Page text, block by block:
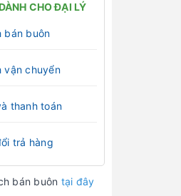
petit cúc chéo
CHO ĐẠI LÝ
bán buôn
vận chuyển
thanh toán
trả hàng
bán buôn tại đây